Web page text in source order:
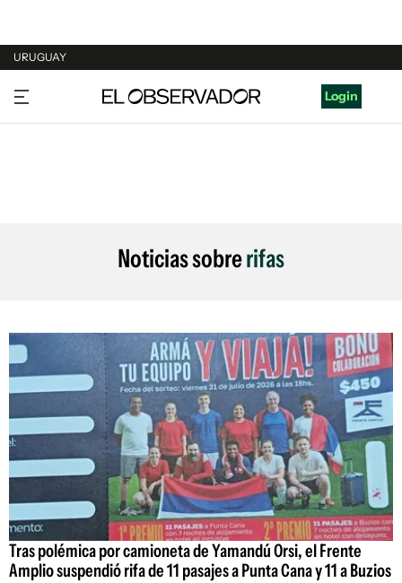
URUGUAY
URUGUAY
ARGENTINA
Login
Noticias sobrerifas
Tras polémica por camioneta de Yamandú Orsi, el Frente
Amplio suspendió rifa de 11 pasajes a Punta Cana y 11 a Buzios